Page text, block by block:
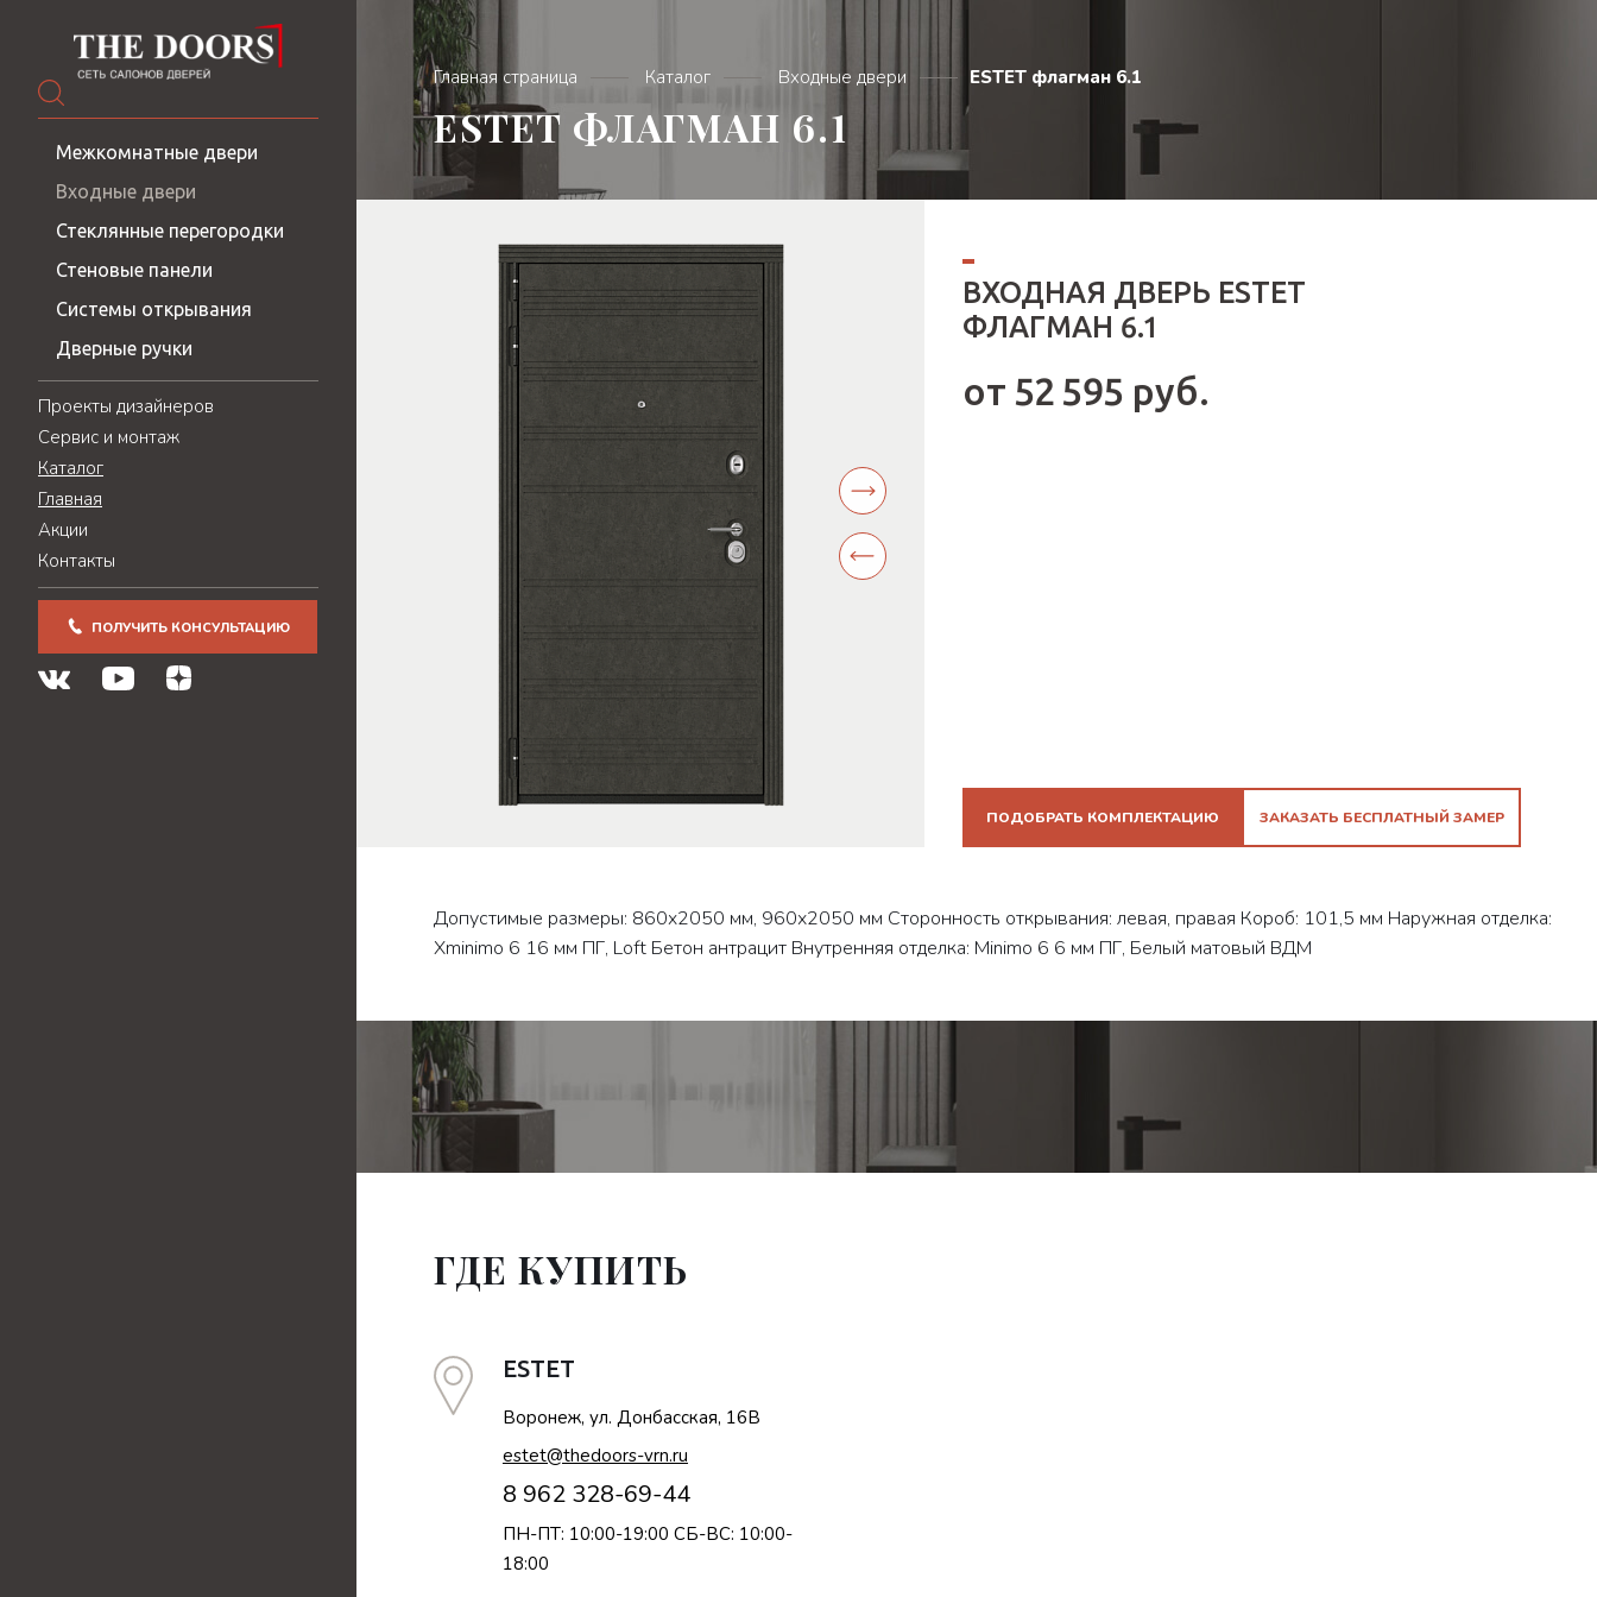
Межкомнатные двери
Входные двери
Стеклянные перегородки
Стеновые панели
Системы открывания
Дверные ручки
Проекты дизайнеров
Сервис и монтаж
Каталог
Главная
Акции
Контакты
ПОЛУЧИТЬ КОНСУЛЬТАЦИЮ
Главная страница Каталог Входные двери ESTET флагман 6.1
ESTET ФЛАГМАН 6.1
ВХОДНАЯ ДВЕРЬ ESTET
ФЛАГМАН 6.1
от 52 595 руб.
ПОДОБРАТЬ КОМПЛЕКТАЦИЮ ЗАКАЗАТЬ БЕСПЛАТНЫЙ ЗАМЕР
Допустимые размеры: 860x2050 мм, 960х2050 мм Сторонность открывания: левая, правая Короб: 101,5 мм Наружная отделка:
Xminimo 6 16 мм ПГ, Loft Бетон антрацит Внутренняя отделка: Minimo 6 6 мм ПГ, Белый матовый ВДМ
ГДЕ КУПИТЬ
ESTET
Воронеж, ул. Донбасская, 16В
estet@thedoors-vrn.ru
8 962 328-69-44
ПН-ПТ: 10:00-19:00 СБ-ВС: 10:00-
18:00